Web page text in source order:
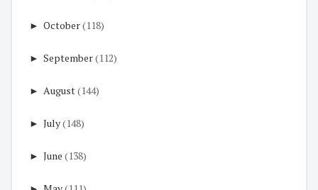
► October(118)
► September(112)
► August(144)
► July(148)
► June (138)